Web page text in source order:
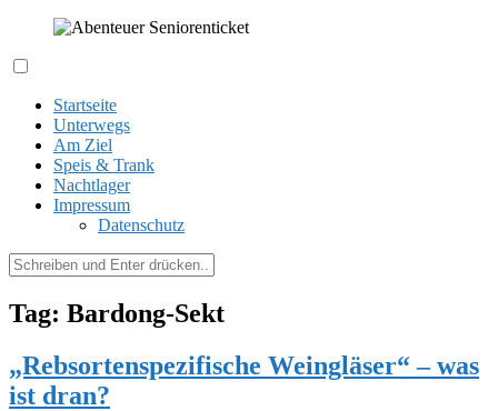
springen
Startseite
Unterwegs
Am Ziel
Speis & Trank
Nachtlager
Impressum
Datenschutz
Suchen
nach:
Tag: Bardong-Sekt
„Rebsortenspezifische Weingläser“ – was
ist dran?